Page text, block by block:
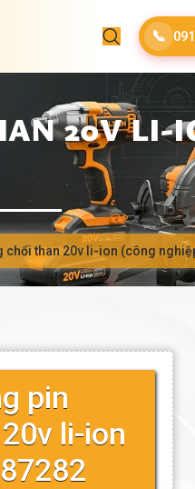
📞
20V LI-
chổi than 20v li-ion (công
pin
li-ion